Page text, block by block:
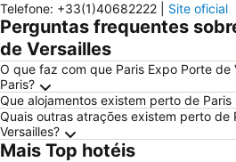
Telefone: +33(1)40682222 Site oficial
Perguntas frequentes
de Versailles
O que faz com que Paris Expo Porte de
Paris?
Que alojamentos existem perto de Paris
Quais outras atrações existem perto de
Versailles?
Mais Top hotéis